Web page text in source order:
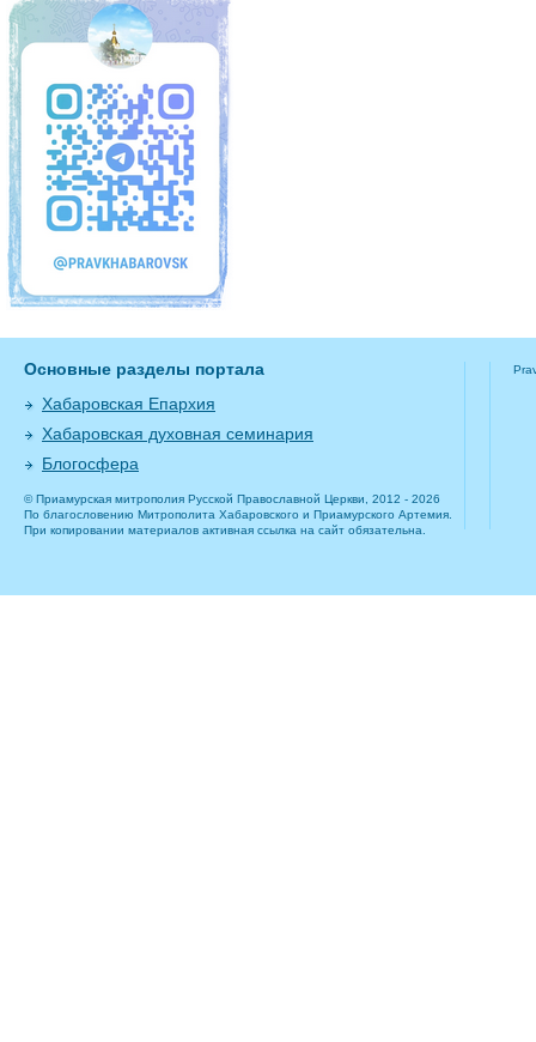
Основные разделы портала
Хабаровская Епархия
Хабаровская духовная семинария
Блогосфера
© Приамурская митрополия Русской Православной Церкви, 2012 - 2026
По благословению Митрополита Хабаровского и Приамурского Артемия.
При копировании материалов активная ссылка на сайт обязательна.